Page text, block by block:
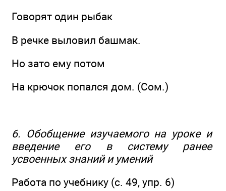
Говорят один рыбак
В речке выловил башмак.
Но зато ему потом
На крючок попался дом. (Сом.)
6. Обобщение изучаемого на уроке и
введение его в систему ранее
усвоенных знаний и умений
Работа по учебнику (с. 49, упр. 6)